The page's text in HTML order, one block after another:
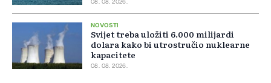
08. 08. 2026.
NOVOSTI
Svijet treba uložiti 6.000 milijardi
dolara kako bi utrostručio nuklearne
kapacitete
08. 08. 2026.